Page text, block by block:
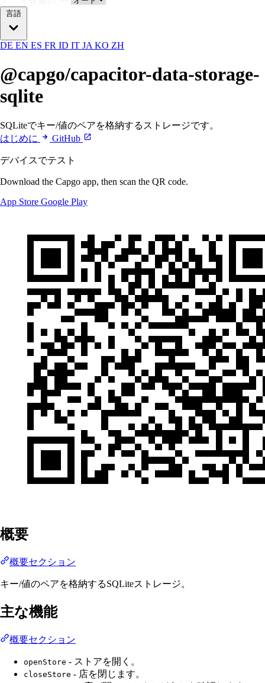
言語
DE EN ES FR ID IT JA KO ZH
@capgo/capacitor-data-storage-
sqlite
SQLiteでキー/値のペアを格納するストレージです。
はじめに
GitHub
デバイスでテスト
Download the Capgo app, then scan the QR code.
App Store Google Play
概要
概要セクション
キー/値のペアを格納するSQLiteストレージ。
主な機能
概要セクション
openStore - ストアを開く。
closeStore - 店を閉じます。